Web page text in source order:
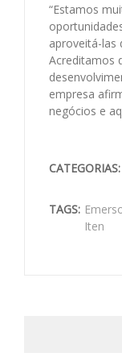
“Estamos
aproveitá-las
Acreditamos
empresa
negócios e
CATEGORIAS:
TAGS:
Iten